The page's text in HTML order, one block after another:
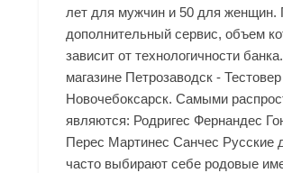
лет для мужчин и 50 для женщин.
дополнительный сервис, объем
зависит от технологичности
магазине Петрозаводск -
Новочебоксарск. Самыми
являются: Родригес Фернандес
Перес Мартинес Санчес Русские
часто выбирают себе родовые